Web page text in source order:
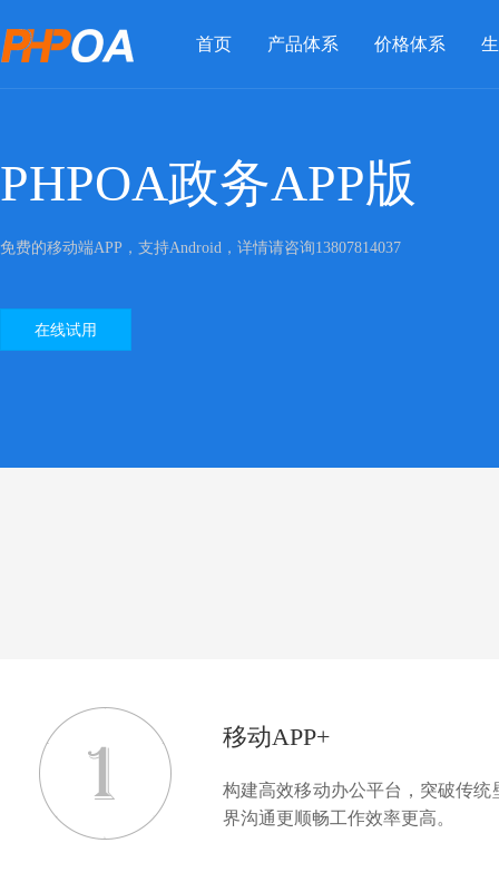
首页 产品体系 价格体系
PHPOA政务APP版
免费的移动端APP，支持Android，详情请咨询13807814037
在线试用
移动APP+
构建高效移动办公平台，突破传统
界沟通更顺畅工作效率更高。